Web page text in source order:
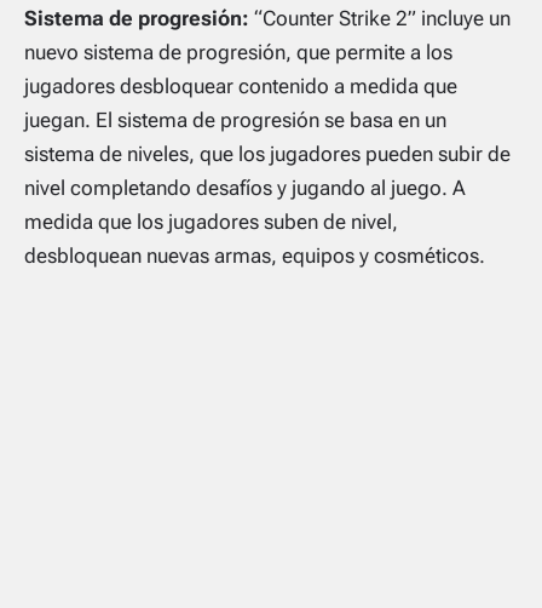
Sistema de progresión: “Counter Strike 2” incluye un
nuevo sistema de progresión, que permite a los
jugadores desbloquear contenido a medida que
juegan. El sistema de progresión se basa en un
sistema de niveles, que los jugadores pueden subir de
nivel completando desafíos y jugando al juego. A
medida que los jugadores suben de nivel,
desbloquean nuevas armas, equipos y cosméticos.